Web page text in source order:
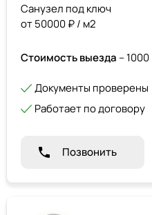
Санузел под ключ
от 50000 ₽ / м2
Стоимость выезда –
Документы проверены
Работает по договору
Позвонить